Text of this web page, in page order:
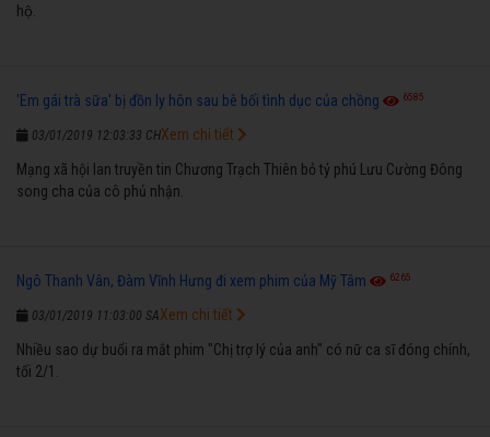
hộ.
'Em gái trà sữa' bị đồn ly hôn sau bê bối tình dục của chồng 6585
03/01/2019 12:03:33 CH
Mạng xã hội lan truyền tin Chương Trạch Thiên bỏ tỷ phú Lưu Cường Đông
song cha của cô phủ nhận.
Xem chi tiết
Ngô Thanh Vân, Đàm Vĩnh Hưng đi xem phim của Mỹ Tâm 6265
03/01/2019 11:03:00 SA
Nhiều sao dự buổi ra mắt phim "Chị trợ lý của anh" có nữ ca sĩ đóng chính,
tối 2/1.
Xem chi tiết